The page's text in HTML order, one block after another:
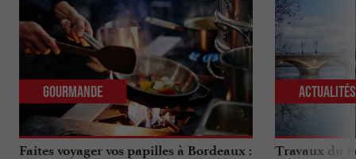
Faites voyager vos papilles à Bordeaux :
Gourmande
Travaux du
Actualités